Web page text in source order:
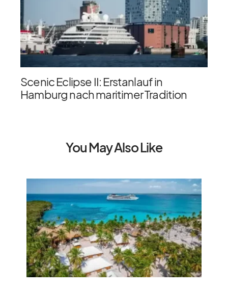
Scenic Eclipse II: Erstanlauf in
Hamburg nach maritimer Tradition
You May Also Like